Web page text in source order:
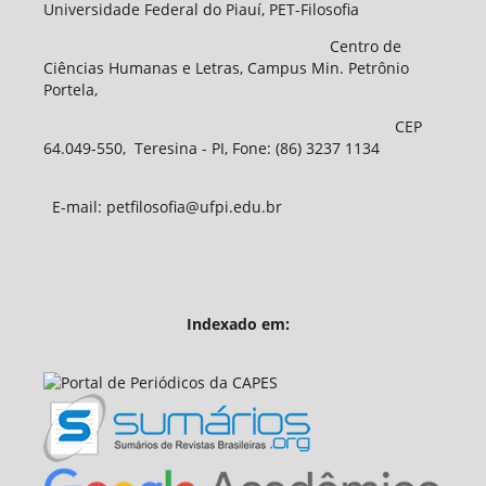
Universidade Federal do Piauí, PET-Filosofia
Centro de
Ciências Humanas e Letras, Campus Min. Petrônio
Portela,
CEP
64.049-550, Teresina - PI, Fone: (86) 3237 1134
E-mail: petfilosofia@ufpi.edu.br
Indexado em: